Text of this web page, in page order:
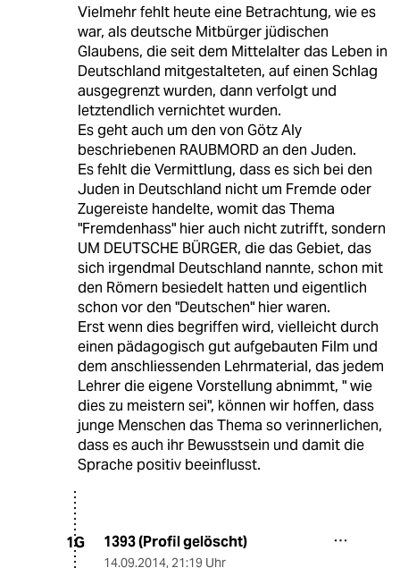
Vielmehr fehlt heute eine Betrachtung, wie es
war, als deutsche Mitbürger jüdischen
Glaubens, die seit dem Mittelalter das Leben in
Deutschland mitgestalteten, auf einen Schlag
ausgegrenzt wurden, dann verfolgt und
letztendlich vernichtet wurden.
Es geht auch um den von Götz Aly
beschriebenen RAUBMORD an den Juden.
Es fehlt die Vermittlung, dass es sich bei den
Juden in Deutschland nicht um Fremde oder
Zugereiste handelte, womit das Thema
"Fremdenhass" hier auch nicht zutrifft, sondern
UM DEUTSCHE BÜRGER, die das Gebiet, das
sich irgendmal Deutschland nannte, schon mit
den Römern besiedelt hatten und eigentlich
schon vor den "Deutschen" hier waren.
Erst wenn dies begriffen wird, vielleicht durch
einen pädagogisch gut aufgebauten Film und
dem anschliessenden Lehrmaterial, das jedem
Lehrer die eigene Vorstellung abnimmt, " wie
dies zu meistern sei", können wir hoffen, dass
junge Menschen das Thema so verinnerlichen,
dass es auch ihr Bewusstsein und damit die
Sprache positiv beeinflusst.
1G 1393 (Profil gelöscht)
14.09.2014, 21:19 Uhr